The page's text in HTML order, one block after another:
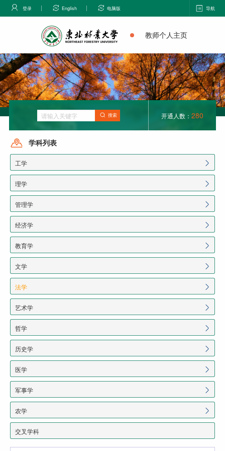
登录 English 电脑版 导航
教师个人主页
搜索 开通人数： 280
学科列表
工学
理学
管理学
经济学
教育学
文学
法学
艺术学
哲学
历史学
医学
军事学
农学
交叉学科